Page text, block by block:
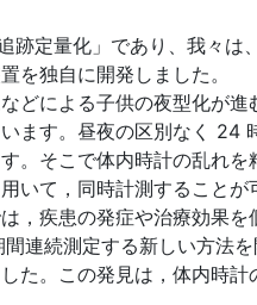
定量化」であり、我々は
を独自に開発しました。
どによる子供の夜型化が
ます。昼夜の区別なく 24
。そこで体内時計の乱れ
いて，同時計測すること
，疾患の発症や治療効果
連続測定する新しい方法
た。この発見は，体内時